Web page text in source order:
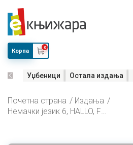
Корпа
0
Уџбеници Остала издања
Почетна страна
Издања
Немачки језик 6, HALLO, FREUNDE! 2 + аудио-запис, друга година учења, уџбеник за шести разред